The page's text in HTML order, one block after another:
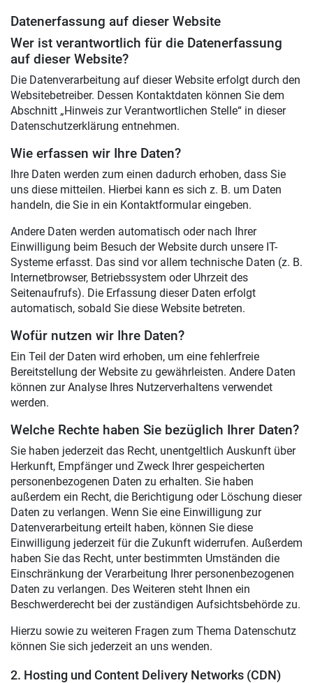
Datenerfassung auf dieser Website
Wer ist verantwortlich für die Datenerfassung
auf dieser Website?
Die Datenverarbeitung auf dieser Website erfolgt durch den
Websitebetreiber. Dessen Kontaktdaten können Sie dem
Abschnitt „Hinweis zur Verantwortlichen Stelle“ in dieser
Datenschutzerklärung entnehmen.
Wie erfassen wir Ihre Daten?
Ihre Daten werden zum einen dadurch erhoben, dass Sie
uns diese mitteilen. Hierbei kann es sich z. B. um Daten
handeln, die Sie in ein Kontaktformular eingeben.
Andere Daten werden automatisch oder nach Ihrer
Einwilligung beim Besuch der Website durch unsere IT-
Systeme erfasst. Das sind vor allem technische Daten (z. B.
Internetbrowser, Betriebssystem oder Uhrzeit des
Seitenaufrufs). Die Erfassung dieser Daten erfolgt
automatisch, sobald Sie diese Website betreten.
Wofür nutzen wir Ihre Daten?
Ein Teil der Daten wird erhoben, um eine fehlerfreie
Bereitstellung der Website zu gewährleisten. Andere Daten
können zur Analyse Ihres Nutzerverhaltens verwendet
werden.
Welche Rechte haben Sie bezüglich Ihrer Daten?
Sie haben jederzeit das Recht, unentgeltlich Auskunft über
Herkunft, Empfänger und Zweck Ihrer gespeicherten
personenbezogenen Daten zu erhalten. Sie haben
außerdem ein Recht, die Berichtigung oder Löschung dieser
Daten zu verlangen. Wenn Sie eine Einwilligung zur
Datenverarbeitung erteilt haben, können Sie diese
Einwilligung jederzeit für die Zukunft widerrufen. Außerdem
haben Sie das Recht, unter bestimmten Umständen die
Einschränkung der Verarbeitung Ihrer personenbezogenen
Daten zu verlangen. Des Weiteren steht Ihnen ein
Beschwerderecht bei der zuständigen Aufsichtsbehörde zu.
Hierzu sowie zu weiteren Fragen zum Thema Datenschutz
können Sie sich jederzeit an uns wenden.
2. Hosting und Content Delivery Networks (CDN)